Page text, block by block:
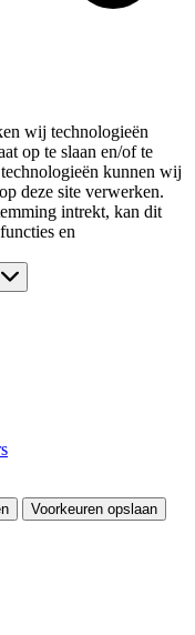
wij technologieën
op te slaan en/of te
kunnen wij
deze site verwerken.
intrekt, kan dit
en
Voorkeuren opslaan